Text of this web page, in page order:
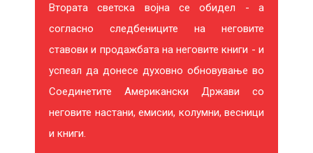
Втората светска војна се обидел - а
согласно следбениците на неговите
ставови и продажбата на неговите книги - и
успеал да донесе духовно обновување во
Соединетите Американски Држави со
неговите настани, емисии, колумни, весници
и книги.